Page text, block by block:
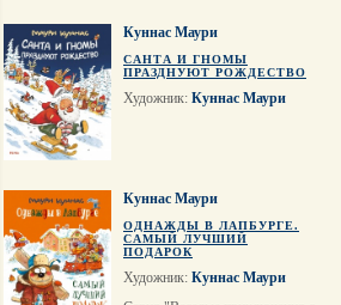
Куннас Маури
САНТА И ГНОМЫ
ПРАЗДНУЮТ РОЖДЕСТВО
Художник: Куннас Маури
Куннас Маури
ОДНАЖДЫ В ЛАПБУРГЕ.
САМЫЙ ЛУЧШИЙ
ПОДАРОК
Художник: Куннас Маури